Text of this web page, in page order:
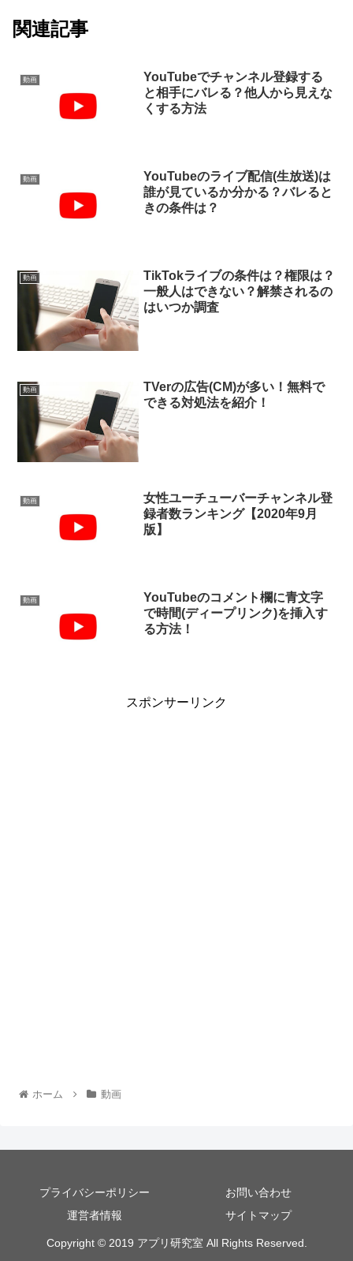
関連記事
動画
YouTubeでチャンネル登録する
と相手にバレる？他人から見えな
くする方法
動画
YouTubeのライブ配信(生放送)は
誰が見ているか分かる？バレると
きの条件は？
動画
TikTokライブの条件は？権限は？
一般人はできない？解禁されるの
はいつか調査
動画
TVerの広告(CM)が多い！無料で
できる対処法を紹介！
動画
女性ユーチューバーチャンネル登
録者数ランキング【2020年9月
版】
動画
YouTubeのコメント欄に青文字
で時間(ディープリンク)を挿入す
る方法！
スポンサーリンク
ホーム 動画
プライバシーポリシー
お問い合わせ
運営者情報
サイトマップ
Copyright © 2019 アプリ研究室 All Rights Reserved.